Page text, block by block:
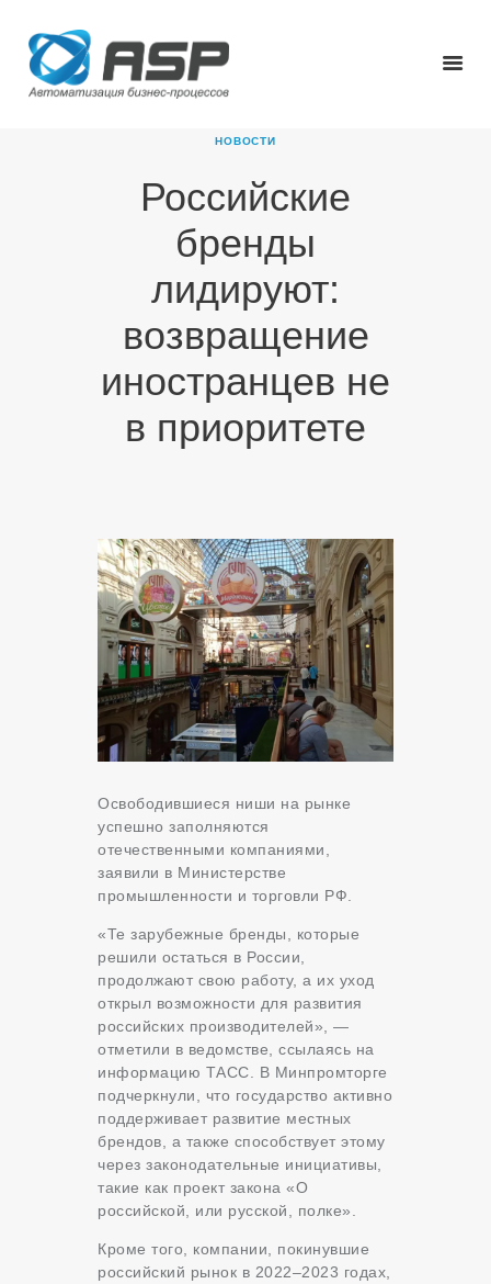
НОВОСТИ
Российские
бренды
лидируют:
возвращение
иностранцев не
в приоритете
ГЛАВНАЯ
О КОМПАНИИ
НОВОСТИ
КАРЬЕРА
ПАРТНЕРЫ
КОНТАКТЫ
Освободившиеся ниши на рынке
успешно заполняются
отечественными компаниями,
заявили в Министерстве
промышленности и торговли РФ.
«Те зарубежные бренды, которые
решили остаться в России,
продолжают свою работу, а их уход
открыл возможности для развития
российских производителей», —
отметили в ведомстве, ссылаясь на
информацию ТАСС. В Минпромторге
подчеркнули, что государство активно
поддерживает развитие местных
брендов, а также способствует этому
через законодательные инициативы,
такие как проект закона «О
российской, или русской, полке».
Кроме того, компании, покинувшие
российский рынок в 2022–2023 годах,